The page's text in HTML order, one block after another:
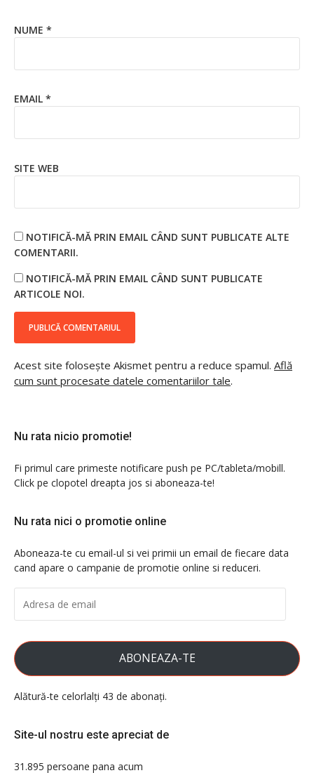
NUME *
EMAIL *
SITE WEB
NOTIFICĂ-MĂ PRIN EMAIL CÂND SUNT PUBLICATE ALTE
COMENTARII.
NOTIFICĂ-MĂ PRIN EMAIL CÂND SUNT PUBLICATE
ARTICOLE NOI.
Acest site folosește Akismet pentru a reduce spamul. Află
cum sunt procesate datele comentariilor tale.
Nu rata nicio promotie!
Fi primul care primeste notificare push pe PC/tableta/mobill.
Click pe clopotel dreapta jos si aboneaza-te!
Nu rata nici o promotie online
Aboneaza-te cu email-ul si vei primii un email de fiecare data
cand apare o campanie de promotie online si reduceri.
DE
EMAIL
ABONEAZA-TE
Alătură-te celorlalți 43 de abonați.
Site-ul nostru este apreciat de
31.895 persoane pana acum